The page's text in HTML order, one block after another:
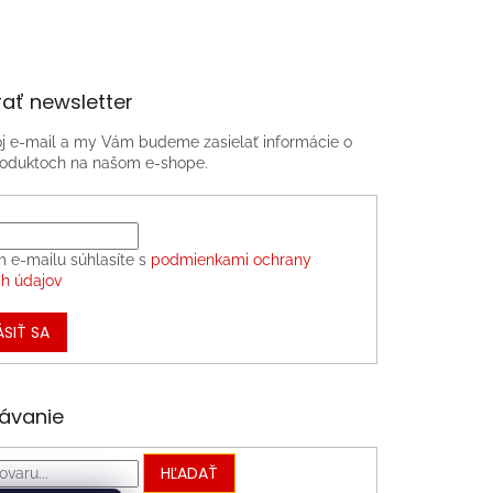
newsletter
e-mail a my Vám budeme zasielať informácie o
na našom e-shope.
e-mailu súhlasíte s podmienkami ochrany
údajov
SA
HĽADAŤ